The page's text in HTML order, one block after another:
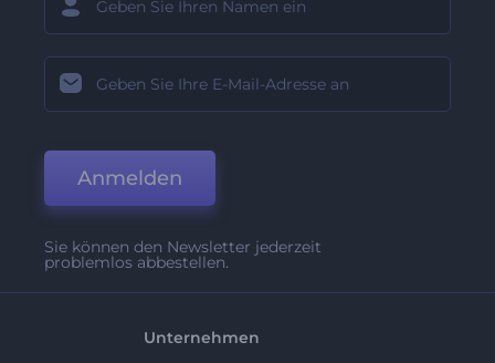
Anmelden
Sie können den Newsletter jederzeit
problemlos abbestellen.
Unternehmen